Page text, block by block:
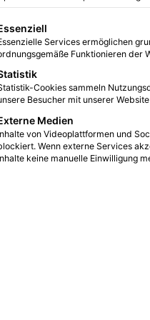
eine Liste der Service-
Services ermöglichen
Funktionieren der
Cookies sammeln
Besucher mit unserer
Medien
von Videoplattformen und
Wenn externe Services
keine manuelle Einwilligung